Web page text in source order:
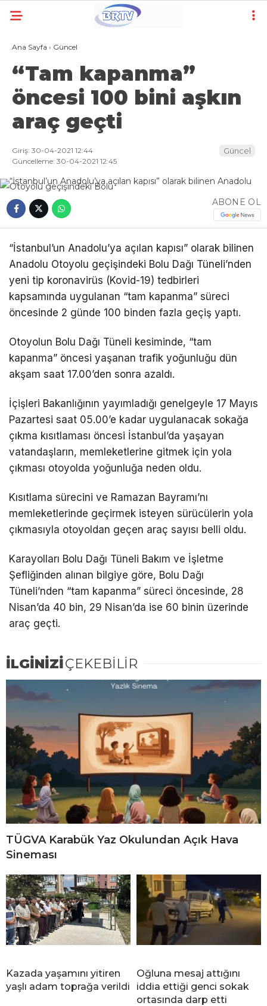
Ana Sayfa › Güncel
“Tam kapanma”
öncesi 100 bini aşkın
araç geçti
Giriş: 30-04-2021 12:44
Güncelleme: 30-04-2021 12:45
Güncel
ABONE OL
“İstanbul’un Anadolu’ya açılan kapısı” olarak bilinen
Anadolu Otoyolu geçişindeki Bolu Dağı Tüneli’nden
yeni tip koronavirüs (Kovid-19) tedbirleri
kapsamında uygulanan “tam kapanma” süreci
öncesinde 2 günde 100 binden fazla geçiş yaptı.
Otoyolun Bolu Dağı Tüneli kesiminde, “tam
kapanma” öncesi yaşanan trafik yoğunluğu dün
akşam saat 17.00’den sonra azaldı.
İçişleri Bakanlığının yayımladığı genelgeyle 17 Mayıs
Pazartesi saat 05.00’e kadar uygulanacak sokağa
çıkma kısıtlaması öncesi İstanbul’da yaşayan
vatandaşların, memleketlerine gitmek için yola
çıkması otoyolda yoğunluğa neden oldu.
Kısıtlama sürecini ve Ramazan Bayramı’nı
memleketlerinde geçirmek isteyen sürücülerin yola
çıkmasıyla otoyoldan geçen araç sayısı belli oldu.
Karayolları Bolu Dağı Tüneli Bakım ve İşletme
Şefliğinden alınan bilgiye göre, Bolu Dağı
Tüneli’nden “tam kapanma” süreci öncesinde, 28
Nisan’da 40 bin, 29 Nisan’da ise 60 binin üzerinde
araç geçti.
İLGİNİZİÇEKEBİLİR
TÜGVA Karabük Yaz Okulundan Açık Hava
Sineması
Kazada yaşamını yitiren
yaşlı adam toprağa verildi
Oğluna mesaj attığını
iddia ettiği genci sokak
ortasında darp etti